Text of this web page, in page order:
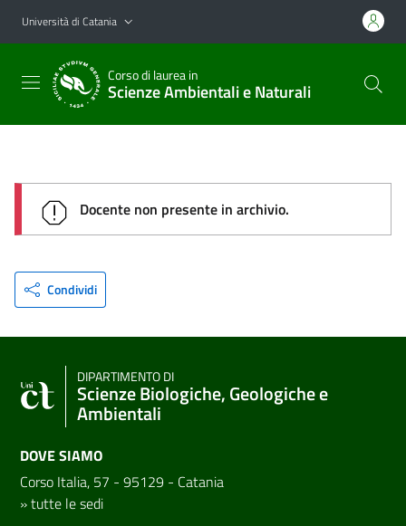
Vai al contenuto principale
Vai al menu di navigazione
Università di Catania
Corso di laurea in
Scienze Ambientali e Naturali
Docente non presente in archivio.
Condividi
DIPARTIMENTO DI
Scienze Biologiche, Geologiche e
Ambientali
DOVE SIAMO
Corso Italia, 57 - 95129 - Catania
»tutte le sedi